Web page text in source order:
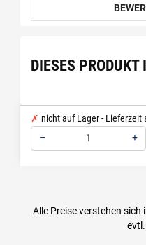
DIESES
nicht auf Lager - Lieferzeit
–
+
Alle Preise verstehen
evtl.